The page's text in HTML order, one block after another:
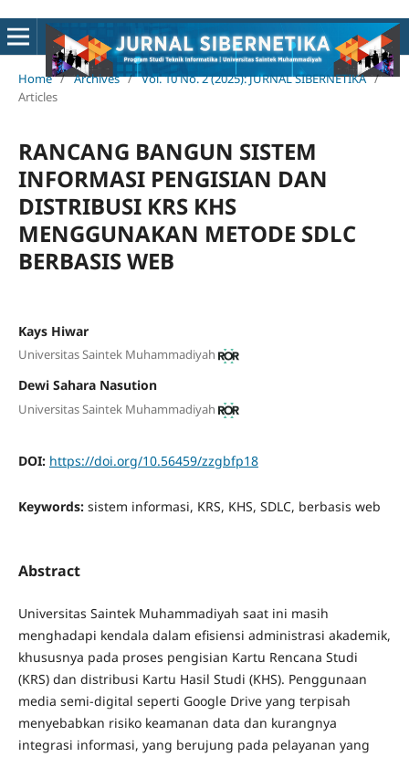
Home / Archives / Vol. 10 No. 2 (2025): JURNAL SIBERNETIKA /
Articles
RANCANG BANGUN SISTEM
INFORMASI PENGISIAN DAN
DISTRIBUSI KRS KHS
MENGGUNAKAN METODE SDLC
BERBASIS WEB
Kays Hiwar
Universitas Saintek Muhammadiyah
Dewi Sahara Nasution
Universitas Saintek Muhammadiyah
DOI: https://doi.org/10.56459/zzgbfp18
Keywords: sistem informasi, KRS, KHS, SDLC, berbasis web
Abstract
Universitas Saintek Muhammadiyah saat ini masih
menghadapi kendala dalam efisiensi administrasi akademik,
khususnya pada proses pengisian Kartu Rencana Studi
(KRS) dan distribusi Kartu Hasil Studi (KHS). Penggunaan
media semi-digital seperti Google Drive yang terpisah
menyebabkan risiko keamanan data dan kurangnya
integrasi informasi, yang berujung pada pelayanan yang